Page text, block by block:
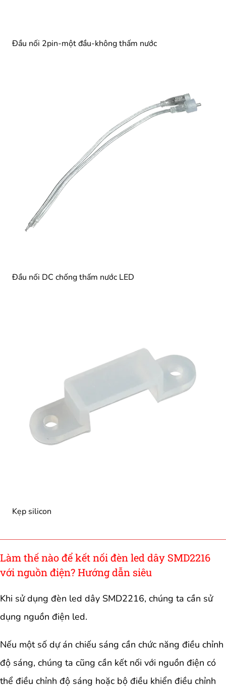
Đầu nối 2pin-một đầu-không thấm nước
Đầu nối DC chống thấm nước LED
Kẹp silicon
Làm thế nào để kết nối đèn led dây SMD2216
với nguồn điện? Hướng dẫn siêu
Khi sử dụng đèn led dây SMD2216, chúng ta cần sử
dụng nguồn điện led.
Nếu một số dự án chiếu sáng cần chức năng điều chỉnh
độ sáng, chúng ta cũng cần kết nối với nguồn điện có
thể điều chỉnh độ sáng hoặc bộ điều khiển điều chỉnh